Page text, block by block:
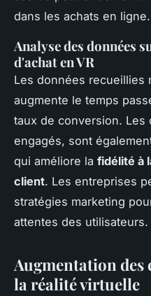
dans les achats en ligne.
Analyse des données
d'achat en VR
Les données recueillies
augmente le temps
taux de conversion. Les
engagés, sont
qui améliore la fidélité à
client. Les entreprises
stratégies marketing
attentes des utilisateurs.
Augmentation des
la réalité virtuelle